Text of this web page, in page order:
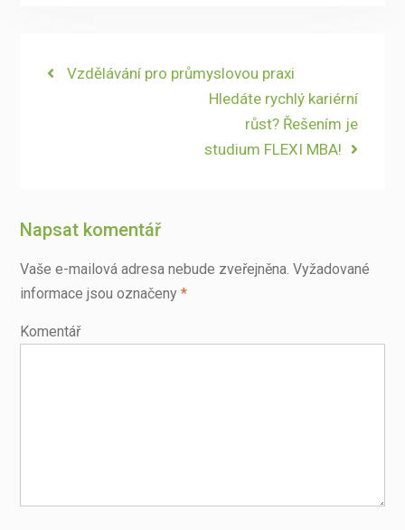
Navigace
Previous
Vzdělávání pro průmyslovou praxi
Next
Hledáte rychlý kariérní
růst? Řešením je
studium FLEXI MBA!
Napsat komentář
Vaše e-mailová adresa nebude zveřejněna. Vyžadované
informace jsou označeny *
Komentář